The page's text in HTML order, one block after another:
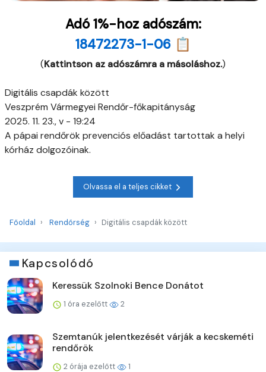
Adó 1%-hoz adószám:
18472273-1-06 📋
(Kattintson az adószámra a másoláshoz.)
Digitális csapdák között
Veszprém Vármegyei Rendőr-főkapitányság
2025. 11. 23., v - 19:24
A pápai rendőrök prevenciós előadást tartottak a helyi
kórház dolgozóinak.
Olvassa el a teljes cikket
Főoldal Rendőrség Digitális csapdák között
Kapcsolódó
Keressük Szolnoki Bence Donátot
1 óra ezelőtt 2
Szemtanúk jelentkezését várják a kecskeméti
rendőrök
2 órája ezelőtt 1